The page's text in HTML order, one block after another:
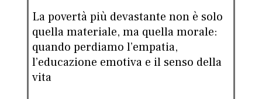
La povertà più devastante non è solo
quella materiale, ma quella morale:
quando perdiamo l’empatia,
l’educazione emotiva e il senso della
vita